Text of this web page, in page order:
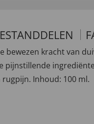
bewezen kracht van
pijnstillende
Inhoud: 100 ml.